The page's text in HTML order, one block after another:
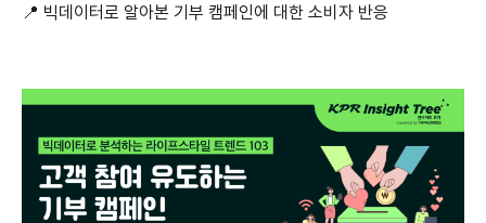
📍 빅데이터로 알아본 기부 캠페인에 대한 소비자 반응